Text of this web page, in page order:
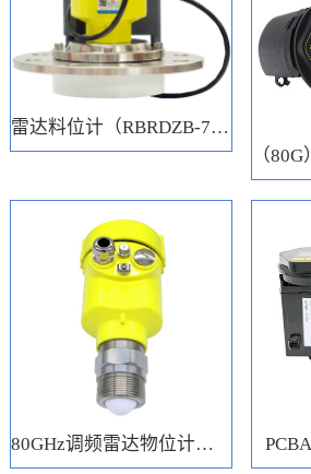
雷达料位计（RBRDZB-71-6-C）
80GHz调频雷达物位计（RBRD71）